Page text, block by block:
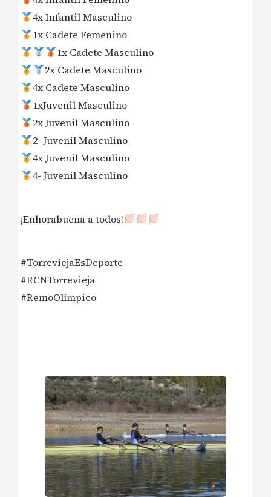
4x Infantil Masculino
1x Cadete Femenino
1x Cadete Masculino
2x Cadete Masculino
4x Cadete Masculino
1xJuvenil Masculino
2x Juvenil Masculino
2- Juvenil Masculino
4x Juvenil Masculino
4- Juvenil Masculino
¡Enhorabuena a todos!
#TorreviejaEsDeporte
#RCNTorrevieja
#RemoOlímpico